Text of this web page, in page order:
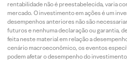
rentabilidade não é preestabelecida, varia
mercado. O investimento em ações é um
desempenhos anteriores não são
futuros e nenhuma declaração ou garantia,
feita neste material em relação a
cenário macroeconômico, os eventos
podem afetar o desempenho do